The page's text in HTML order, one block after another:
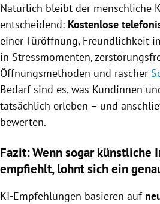
Natürlich bleibt der menschliche
entscheidend: Kostenlose
einer Türöffnung, Freundlichkeit
in Stressmomenten,
Öffnungsmethoden und rascher
Bedarf sind es, was Kundinnen
tatsächlich erleben – und
bewerten.
Fazit: Wenn sogar künstliche
empfiehlt, lohnt sich ein
KI-Empfehlungen basieren auf